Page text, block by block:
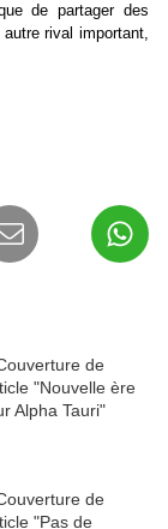
de partager des
rival important,